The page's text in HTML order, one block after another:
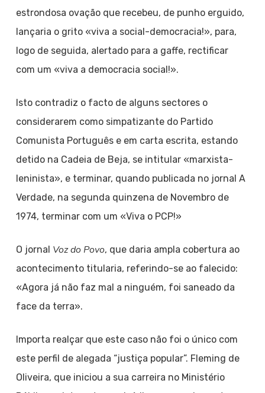
estrondosa ovação que recebeu, de punho erguido,
lançaria o grito «viva a social-democracia!», para,
logo de seguida, alertado para a gaffe, rectificar
com um «viva a democracia social!».
Isto contradiz o facto de alguns sectores o
considerarem como simpatizante do Partido
Comunista Português e em carta escrita, estando
detido na Cadeia de Beja, se intitular «marxista-
leninista», e terminar, quando publicada no jornal A
Verdade, na segunda quinzena de Novembro de
1974, terminar com um «Viva o PCP!»
O jornal Voz do Povo, que daria ampla cobertura ao
acontecimento titularia, referindo-se ao falecido:
«Agora já não faz mal a ninguém, foi saneado da
face da terra».
Importa realçar que este caso não foi o único com
este perfil de alegada “justiça popular”. Fleming de
Oliveira, que iniciou a sua carreira no Ministério